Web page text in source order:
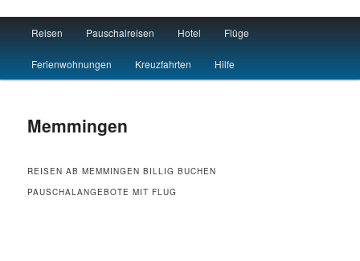
Hotel Flug Urlaub
Skip to primary content
Skip to secondary content
Reisen Pauschalreisen Hotel Flüge
Ferienwohnungen Kreuzfahrten Hilfe
Memmingen
REISEN AB MEMMINGEN BILLIG BUCHEN
PAUSCHALANGEBOTE MIT FLUG